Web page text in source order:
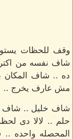
وقف للحظات
شاف نفسه من اكتر
ده .. شاف المكان
مش عارف يخرج ..
شاف خليل .. شاف
حلم .. لالا دى
المحصله واحده ..